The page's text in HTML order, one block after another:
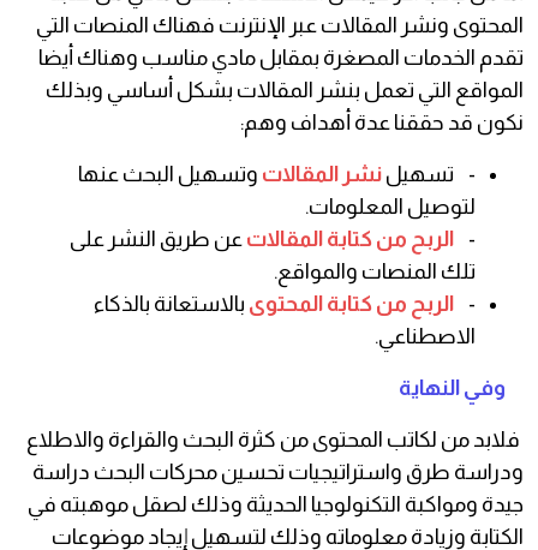
المحتوى ونشر المقالات عبر الإنترنت فهناك المنصات التي
تقدم الخدمات المصغرة بمقابل مادي مناسب وهناك أيضا
المواقع التي تعمل بنشر المقالات بشكل أساسي وبذلك
نكون قد حققنا عدة أهداف وهم:
- تسهيل نشر المقالات وتسهيل البحث عنها
لتوصيل المعلومات.
- الربح من كتابة المقالات عن طريق النشر على
تلك المنصات والمواقع.
- الربح من كتابة المحتوى بالاستعانة بالذكاء
الاصطناعي.
وفي النهاية
فلابد من لكاتب المحتوى من كثرة البحث والقراءة والاطلاع
ودراسة طرق واستراتيجيات تحسين محركات البحث دراسة
جيدة ومواكبة التكنولوجيا الحديثة وذلك لصقل موهبته في
الكتابة وزيادة معلوماته وذلك لتسهيل إيجاد موضوعات